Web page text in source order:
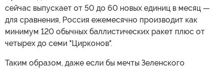
сейчас выпускает от 50 до 60 новых единиц в месяц —
для сравнения, Россия ежемесячно производит как
минимум 120 обычных баллистических ракет плюс от
четырех до семи "Цирконов".
Таким образом, даже если бы мечты Зеленского